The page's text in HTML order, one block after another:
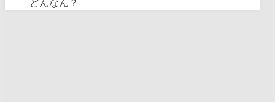
どんなん？